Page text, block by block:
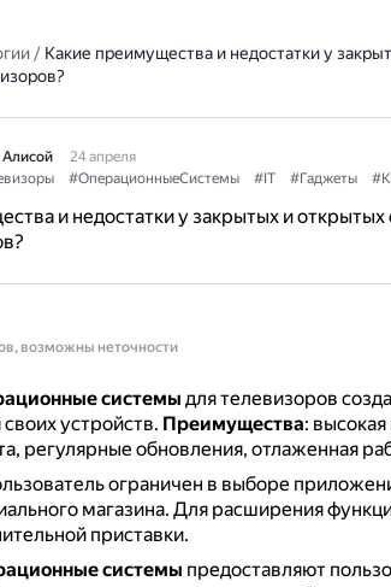
/ Какие преимущества и недостатки у
Алисой
24 апреля
#ОперационныеСистемы #IT #Гаджеты
и недостатки у закрытых и
возможны неточности
системы для телевизоров
устройств. Преимущества:
регулярные обновления, отлаженная
ограничен в выборе
магазина. Для расширения
приставки.
системы предоставляют